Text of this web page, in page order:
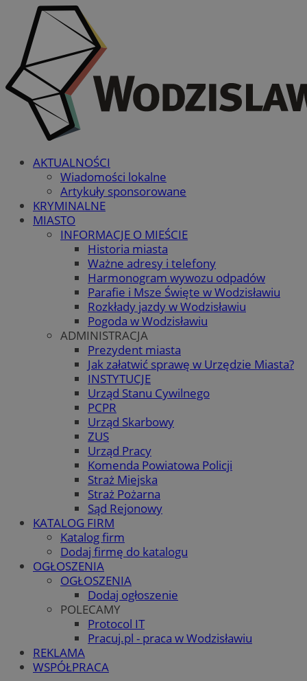
AKTUALNOŚCI
Wiadomości lokalne
Artykuły sponsorowane
KRYMINALNE
MIASTO
INFORMACJE O MIEŚCIE
Historia miasta
Ważne adresy i telefony
Harmonogram wywozu odpadów
Parafie i Msze Święte w Wodzisławiu
Rozkłady jazdy w Wodzisławiu
Pogoda w Wodzisławiu
ADMINISTRACJA
Prezydent miasta
Jak załatwić sprawę w Urzędzie Miasta?
INSTYTUCJE
Urząd Stanu Cywilnego
PCPR
Urząd Skarbowy
ZUS
Urząd Pracy
Komenda Powiatowa Policji
Straż Miejska
Straż Pożarna
Sąd Rejonowy
KATALOG FIRM
Katalog firm
Dodaj firmę do katalogu
OGŁOSZENIA
OGŁOSZENIA
Dodaj ogłoszenie
POLECAMY
Protocol IT
Pracuj.pl - praca w Wodzisławiu
REKLAMA
WSPÓŁPRACA